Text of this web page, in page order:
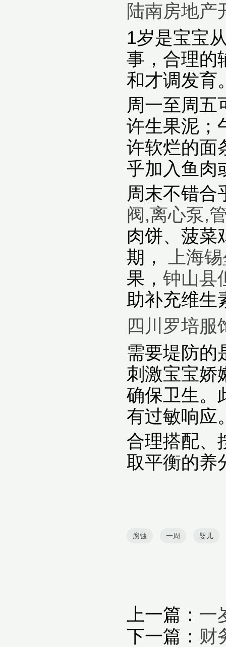
陆南房地产
1岁是宝宝
事，合理的
和才调发育
周一至周五
许生果泥；
许软烂的面
乎加入鱼肉
周末不错合
阀,离心泵,
肉饼、菠
期， 上海
果， 钟山县
助补充维生
四川罗培服
需要堤防的
刺激宝宝娇
确保卫生。
有过敏响应
合理搭配、
取平衡的养
腐蚀 一周 婴儿
上一篇： 一
下一篇： 财